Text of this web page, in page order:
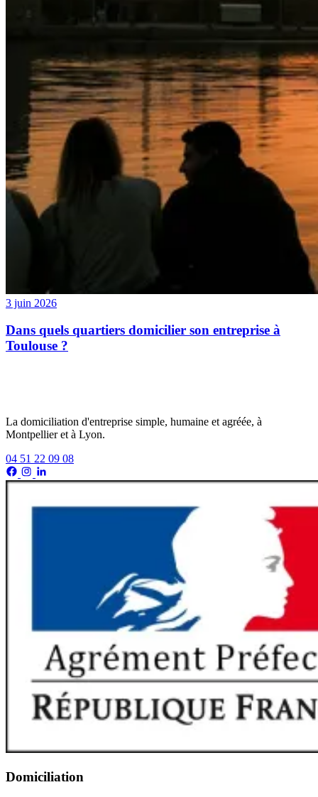
3 juin 2026
Dans quels quartiers domicilier son entreprise à
Toulouse ?
La domiciliation d'entreprise simple, humaine et agréée, à
Montpellier et à Lyon.
04 51 22 09 08
Domiciliation